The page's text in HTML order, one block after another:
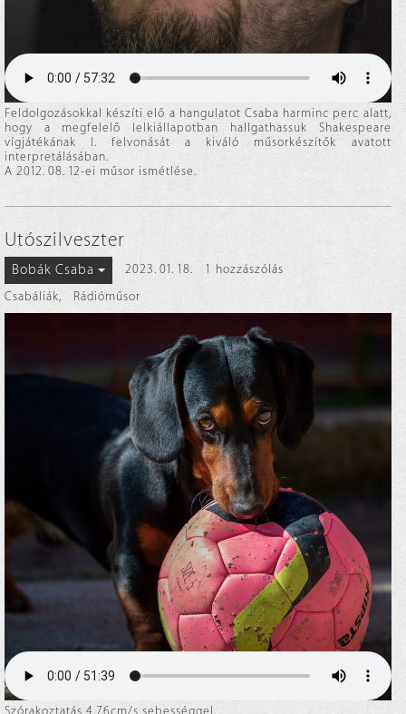
Feldolgozásokkal készíti elő a hangulatot Csaba harminc perc alatt,
hogy a megfelelő lelkiállapotban hallgathassuk Shakespeare
vígjátékának I. felvonását a kiváló műsorkészítők avatott
interpretálásában.
A 2012. 08. 12-ei műsor ismétlése.
Utószilveszter
Bobák Csaba 2023. 01. 18.
1 hozzászólás
Csabáliák, Rádióműsor
Szórakoztatás 4,76cm/s sebességgel.